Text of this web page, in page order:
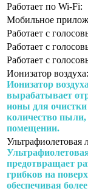
Работает по Wi-Fi:
Мобильное
Работает с
Работает с
Работает с
Ионизатор воздуха:
Ионизатор
вырабатывает
ионы для
количество пыли,
помещении.
Ультрафиолетовая
предотвращает
грибков на
обеспечивая